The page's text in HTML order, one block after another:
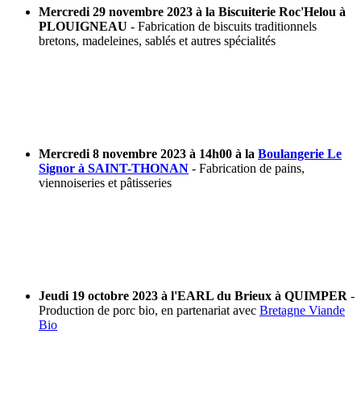
Mercredi 29 novembre 2023 à la Biscuiterie Roc'Helou à
PLOUIGNEAU - Fabrication de biscuits traditionnels
bretons, madeleines, sablés et autres spécialités
Mercredi 8 novembre 2023 à 14h00 à la Boulangerie Le
Signor à SAINT-THONAN - Fabrication de pains,
viennoiseries et pâtisseries
Jeudi 19 octobre 2023 à l'EARL du Brieux à QUIMPER -
Production de porc bio, en partenariat avec Bretagne Viande
Bio